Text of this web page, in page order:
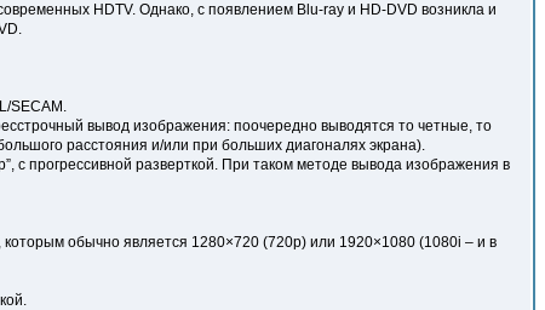
HDTV. Однако, с появлением Blu-ray и HD-DVD возникла и
SECAM.
вывод изображения: поочередно выводятся то четные, то
расстояния и/или при больших диагоналях экрана).
с прогрессивной разверткой. При таком методе вывода изображения в
которым обычно является 1280×720 (720p) или 1920×1080 (1080i – и в